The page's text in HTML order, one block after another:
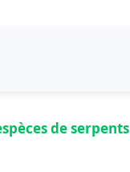
de serpents